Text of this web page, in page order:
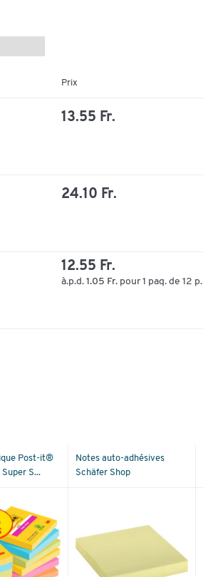
Prix
13.55 Fr.
24.10 Fr.
12.55 Fr.
à.p.d. 1.05 Fr. pour 1 paq. de 12 p.
Post-it®
S...
Notes auto-adhésives
Schäfer Shop